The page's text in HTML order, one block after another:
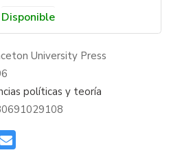
Disponible
University Press
políticas y teoría